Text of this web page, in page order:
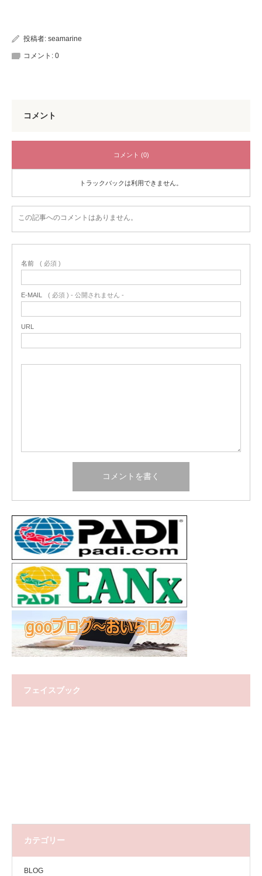
投稿者: seamarine
コメント: 0
コメント
コメント (0)
トラックバックは利用できません。
この記事へのコメントはありません。
名前 ( 必須 )
E-MAIL ( 必須 ) - 公開されません -
URL
フェイスブック
カテゴリー
BLOG